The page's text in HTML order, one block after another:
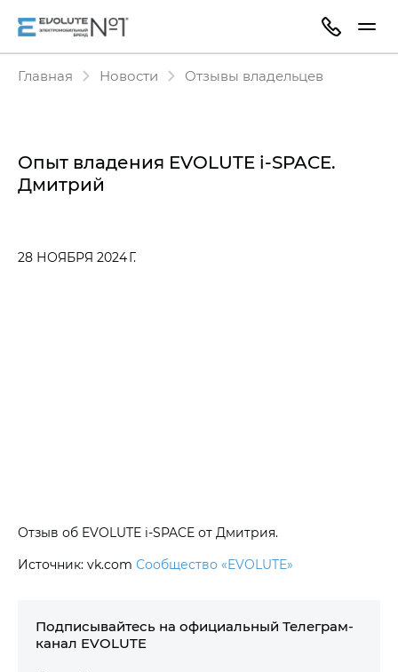
Главная Новости Отзывы владельцев
Опыт владения EVOLUTE i‑SPACE.
Дмитрий
28 НОЯБРЯ 2024 Г.
Отзыв об EVOLUTE i‑SPACE от Дмитрия.
Источник: vk.com Сообщество «EVOLUTE»
Подписывайтесь на официальный Телеграм-
канал EVOLUTE